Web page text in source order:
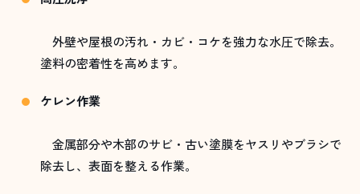
外壁や屋根の汚れ・カビ・コケを強力な水圧で除去。
塗料の密着性を高めます。
ケレン作業
金属部分や木部のサビ・古い塗膜をヤスリやブラシで
除去し、表面を整える作業。